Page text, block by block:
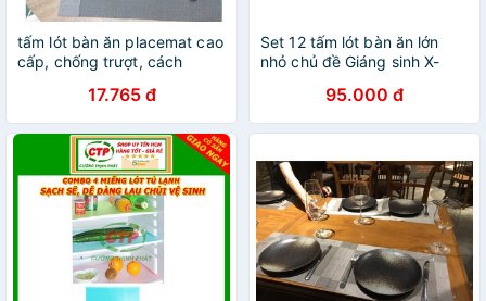
tấm lót bàn ăn placemat cao
cấp, chống trượt, cách
17.765 đ
Set 12 tấm lót bàn ăn lớn
nhỏ chủ đề Giáng sinh X-
95.000 đ